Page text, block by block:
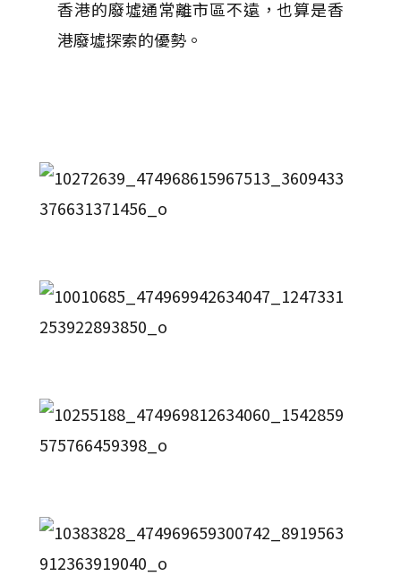
香港的廢墟通常離市區不遠，也算是香
港廢墟探索的優勢。